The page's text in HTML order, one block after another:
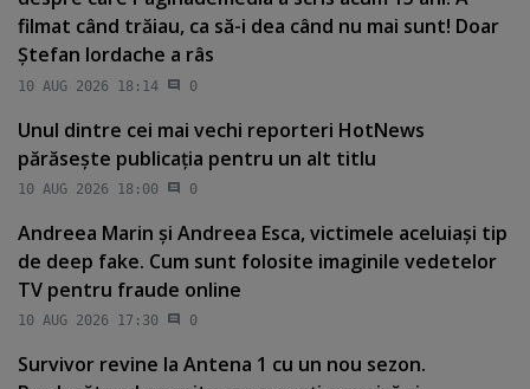
filmat când trăiau, ca să-i dea când nu mai sunt! Doar
Ştefan Iordache a râs
10 AUG 2026 18:14 0
Unul dintre cei mai vechi reporteri HotNews
părăseşte publicaţia pentru un alt titlu
10 AUG 2026 18:00 0
Andreea Marin şi Andreea Esca, victimele aceluiaşi tip
de deep fake. Cum sunt folosite imaginile vedetelor
TV pentru fraude online
10 AUG 2026 17:30 0
Survivor revine la Antena 1 cu un nou sezon.